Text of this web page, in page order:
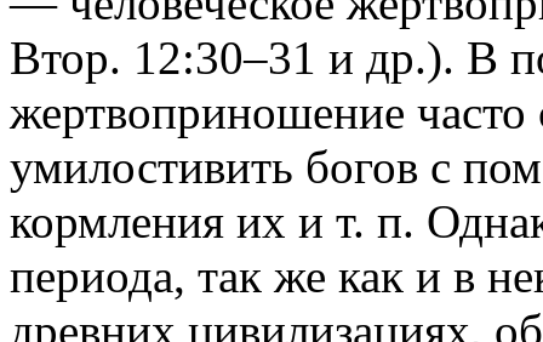
Втор. 12:30–31 и др.). В
жертвоприношение
умилостивить богов с
кормления их и т. п.
периода, так же как и в
древних цивилизациях,